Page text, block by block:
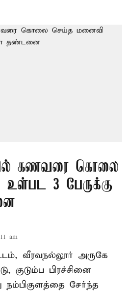
கணவரை கொலை
3 பேருக்கு
am
வீரவநல்லூர் அருகே
குடும்ப பிரச்சினை
சேர்ந்த